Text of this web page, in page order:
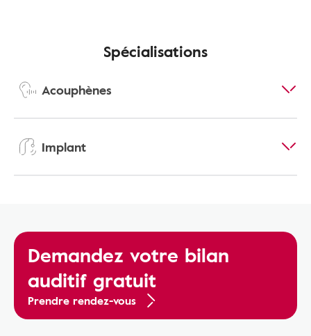
Spécialisations
Acouphènes
Implant
Demandez votre bilan
auditif gratuit
Prendre rendez-vous